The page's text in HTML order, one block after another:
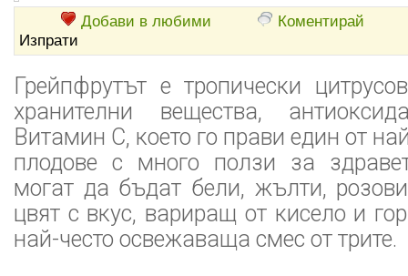
Добави в любими
Коментирай
Изпрати
Грейпфрутът е тропически
хранителни вещества,
Витамин С, което го прави един от
плодове с много ползи за
могат да бъдат бели, жълти,
цвят с вкус, вариращ от кисело и
най-често освежаваща смес от трите.